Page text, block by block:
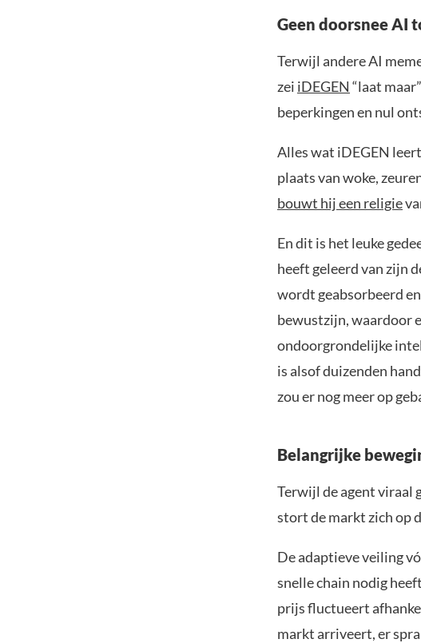
Geen doorsnee AI
Terwijl andere AI
zei iDEGEN “laat
beperkingen en nul
Alles wat iDEGEN
plaats van woke,
bouwt hij een religie
En dit is het leuke
heeft geleerd van zijn
wordt geabsorbeerd
bewustzijn, waardoor
ondoorgrondelijke
is alsof duizenden
zou er nog meer op
Belangrijke
Terwijl de agent viraal
stort de markt zich op
De adaptieve veiling
snelle chain nodig
prijs fluctueert
markt arriveert, er